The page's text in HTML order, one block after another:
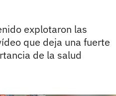
explotaron las
que deja una fuerte
de la salud